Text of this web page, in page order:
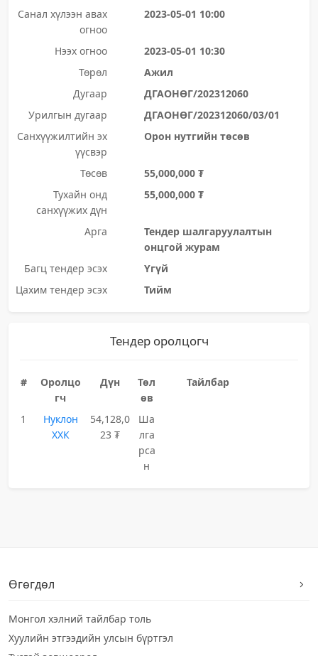
Санал хүлээн авах
огноо
2023-05-01 10:00
Нээх огноо
2023-05-01 10:30
Төрөл
Ажил
Дугаар
ДГАОНӨГ/202312060
Урилгын дугаар
ДГАОНӨГ/202312060/03/01
Санхүүжилтийн эх
үүсвэр
Орон нутгийн төсөв
Төсөв
55,000,000 ₮
Тухайн онд
санхүүжих дүн
55,000,000 ₮
Арга
Тендер шалгаруулалтын
онцгой журам
Багц тендер эсэх
Үгүй
Цахим тендер эсэх
Тийм
Тендер оролцогч
#
Оролцо
гч
Дүн
Төл
өв
Тайлбар
1
Нуклон
ХХК
54,128,0
23 ₮
Ша
лга
рса
н
Өгөгдөл
Монгол хэлний тайлбар толь
Хуулийн этгээдийн улсын бүртгэл